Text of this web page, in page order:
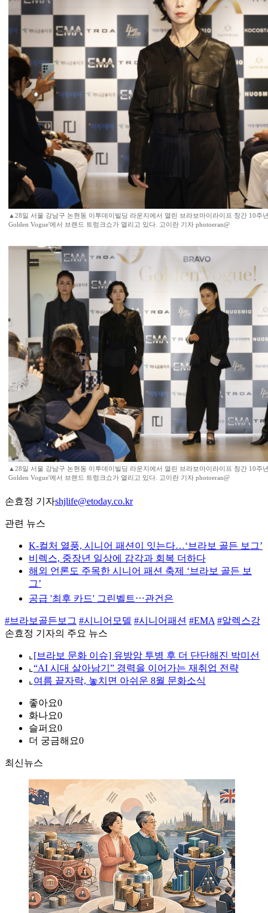
▲28일 서울 강남구 논현동 이투데이빌딩 라운지에서 열린 브라보마이라이프 창간 10주
Golden Vogue'에서 브랜드 트렁크쇼가 열리고 있다. 고이란 기자 photoeran@
▲28일 서울 강남구 논현동 이투데이빌딩 라운지에서 열린 브라보마이라이프 창간 10주
Golden Vogue'에서 브랜드 트렁크쇼가 열리고 있다. 고이란 기자 photoeran@
손효정 기자shjlife@etoday.co.kr
관련 뉴스
K-컬처 열풍, 시니어 패션이 잇는다…‘브라보 골든 보그’
비렉스, 중장년 일상에 감각과 회복 더하다
해외 언론도 주목한 시니어 패션 축제 ‘브라보 골든 보
그’
공급 '최후 카드' 그린벨트⋯관건은
#브라보골든보그 #시니어모델 #시니어패션 #EMA #알렉스강
손효정 기자의 주요 뉴스
⌞ [브라보 문화 이슈] 유방암 투병 후 더 단단해진 박미선
⌞ “AI 시대 살아남기” 경력을 이어가는 재취업 전략
⌞ 여름 끝자락, 놓치면 아쉬운 8월 문화소식
좋아요0
화나요0
슬퍼요0
더 궁금해요0
최신뉴스